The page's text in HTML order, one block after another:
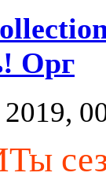
Орг